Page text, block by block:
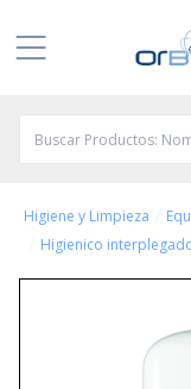
Higiene y Limpieza
Higienico